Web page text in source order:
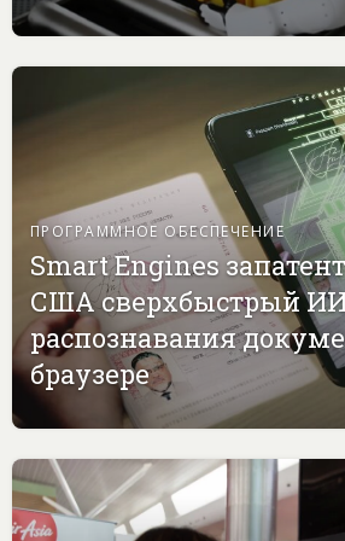
ПРОГРАММНОЕ ОБЕСПЕЧЕНИЕ
Smart Engines
США сверхбыстрый
распознавания
браузере